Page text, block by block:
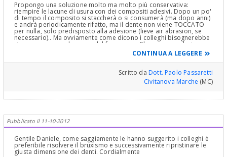
Propongo una soluzione molto ma molto più conservativa:
riempire le lacune di usura con dei compositi adesivi. Dopo un po'
di tempo il composito si staccherà o si consumerà (ma dopo anni)
e andrà periodicamente rifatto, ma il dente non viene TOCCATO
per nulla, solo predisposto alla adesione (lieve air abrasion, se
necessario).. Ma ovviamente come dicono i colleghi bisognerebbe
ricercare e curare le cause del fenomeno. Che possono derivare
da motivi psicogeni oppure da problemi occlusali che vanno risolti
se possibile. Infatti non bisogna dimenticare che il bruxsismo non
ha effetti negativi solo sulle usure dei denti, ma crea
indebolimento dei tessuti parodontali di sostegno con rischio di
perdita dei denti. Questo aspetto si risolve curando le cause, non
certo mettendo capsule che, permanendo il fenomeno, non
CONTINUA A LEGGERE
Scritto daDott. Paolo Passaretti
Civitanova Marche (MC)
Pubblicato il 11-10-2012
Gentile Daniele, come saggiamente le hanno suggerito i colleghi è
preferibile risolvere il bruxismo e successivamente ripristinare le
giusta dimensione dei denti. Cordialmente